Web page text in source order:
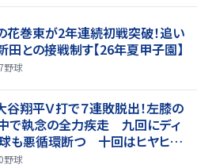
花巻東が2年連続初戦突破！追い
田との接戦制す【26年夏甲子園】
野球
翔平Ｖ打で７連敗脱出！左膝の
で執念の全力疾走 九回にディ
も悪循環断つ 十回はヒヤヒヤ
野球